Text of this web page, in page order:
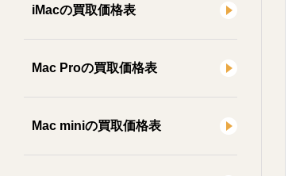
iMacの買取価格表
Mac Proの買取価格表
Mac miniの買取価格表